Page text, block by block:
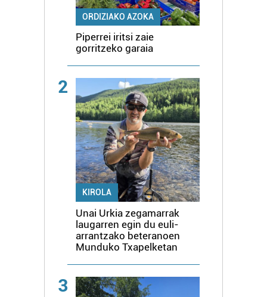
ORDIZIAKO AZOKA
Piperrei iritsi zaie
gorritzeko garaia
2
KIROLA
Unai Urkia zegamarrak
laugarren egin du euli-
arrantzako beteranoen
Munduko Txapelketan
3